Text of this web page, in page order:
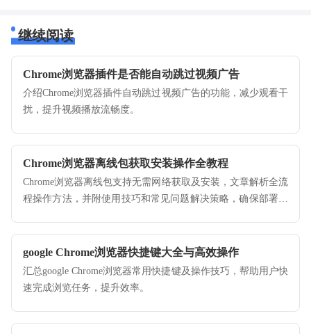
继续阅读
Chrome浏览器插件是否能自动跳过视频广告
介绍Chrome浏览器插件自动跳过视频广告的功能，减少观看干
扰，提升视频播放流畅度。
Chrome浏览器离线包获取安装操作全教程
Chrome浏览器离线包支持无需网络获取及安装，文章解析全流
程操作方法，并附使用技巧和常见问题解决策略，确保部署顺
google Chrome浏览器快捷键大全与高效操作
汇总google Chrome浏览器常用快捷键及操作技巧，帮助用户快
速完成浏览任务，提升效率。